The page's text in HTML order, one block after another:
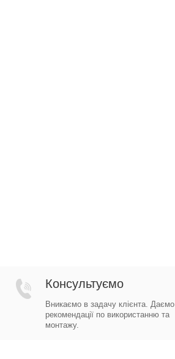
Консультуємо
Вникаємо в задачу клієнта. Даємо
рекомендації по використанню та
монтажу.